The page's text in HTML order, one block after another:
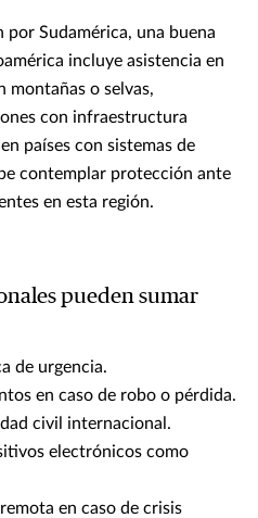
por Sudamérica, una buena
incluye asistencia en
montañas o selvas,
con infraestructura
países con sistemas de
contemplar protección ante
en esta región.
pueden sumar
de urgencia.
en caso de robo o pérdida.
civil internacional.
electrónicos como
en caso de crisis